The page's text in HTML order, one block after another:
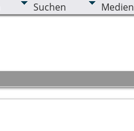
Suchen Medien